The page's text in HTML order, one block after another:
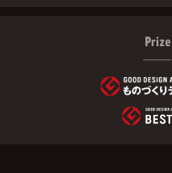
Prize